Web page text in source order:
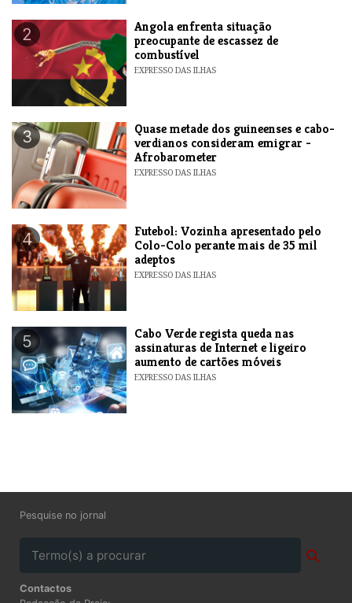
2
Angola enfrenta situação
preocupante de escassez de
combustível
EXPRESSO DAS ILHAS
3
Quase metade dos guineenses e cabo-
verdianos consideram emigrar -
Afrobarometer
EXPRESSO DAS ILHAS
4
Futebol: Vozinha apresentado pelo
Colo-Colo perante mais de 35 mil
adeptos
EXPRESSO DAS ILHAS
5
Cabo Verde regista queda nas
assinaturas de Internet e ligeiro
aumento de cartões móveis
EXPRESSO DAS ILHAS
Pesquise no jornal
Contactos